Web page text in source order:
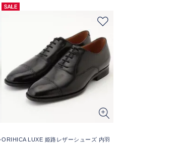
ORIHICA LUXE 姫路レザーシューズ 内羽